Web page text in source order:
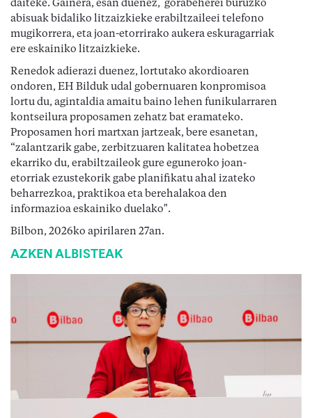
daiteke. Gainera, esan duenez, gorabeherei buruzko
abisuak bidaliko litzaizkieke erabiltzaileei telefono
mugikorrera, eta joan-etorrirako aukera eskuragarriak
ere eskainiko litzaizkieke.
Renedok adierazi duenez, lortutako akordioaren
ondoren, EH Bilduk udal gobernuaren konpromisoa
lortu du, agintaldia amaitu baino lehen funikularraren
kontseilura proposamen zehatz bat eramateko.
Proposamen hori martxan jartzeak, bere esanetan,
“zalantzarik gabe, zerbitzuaren kalitatea hobetzea
ekarriko du, erabiltzaileok gure eguneroko joan-
etorriak ezustekorik gabe planifikatu ahal izateko
beharrezkoa, praktikoa eta berehalakoa den
informazioa eskainiko duelako".
Bilbon, 2026ko apirilaren 27an.
AZKEN ALBISTEAK